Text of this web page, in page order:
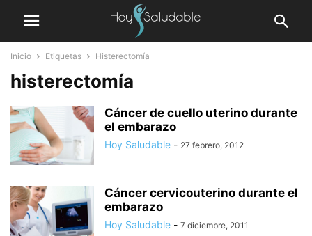
Inicio Etiquetas Histerectomía
histerectomía
Cáncer de cuello uterino durante
el embarazo
Hoy Saludable - 27 febrero, 2012
Cáncer cervicouterino durante el
embarazo
Hoy Saludable - 7 diciembre, 2011